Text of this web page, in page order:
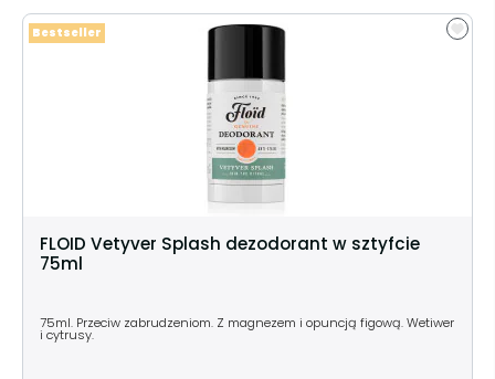
FLOID Vetyver Splash dezodorant w sztyfcie
75ml
75ml. Przeciw zabrudzeniom. Z magnezem i opuncją figową. Wetiwer
i cytrusy.
Bestseller